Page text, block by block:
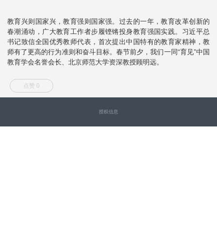
教育兴则国家兴，教育强则国家强。过去的一年，教育改革创新的
春潮涌动，广大教育工作者步履铿锵投身教育强国实践。习近平总
书记致信全国优秀教师代表，首次提出中国特有的教育家精神，教
师有了更高的行为准则和奋斗目标。春节前夕，我们一同“育见”中国
教育学会名誉会长、北京师范大学资深教授顾明远。
点赞 0
授权信息